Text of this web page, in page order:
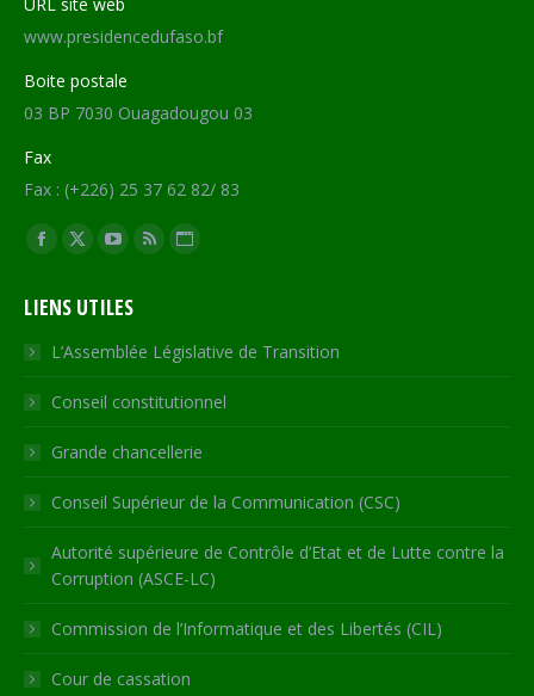
www.presidencedufaso.bf
Boite postale
03 BP 7030 Ouagadougou 03
Fax
Fax : (+226) 25 37 62 82/ 83
Trouvez nous sur :
Facebook
opens
in
new
window
X
opens
in
new
window
YouTube
opens
in
new
window
RSS
in
new
window
Site
opens
in
new
LIENS UTILES
L’Assemblée Législative de Transition
Conseil constitutionnel
Grande chancellerie
Conseil Supérieur de la Communication (CSC)
Autorité supérieure de Contrôle d’Etat et de Lutte contre la
Corruption (ASCE-LC)
Commission de l’Informatique et des Libertés (CIL)
Cour de cassation